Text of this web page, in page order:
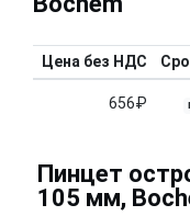
Цена без НДС
656₽
Пинцет
105 мм,